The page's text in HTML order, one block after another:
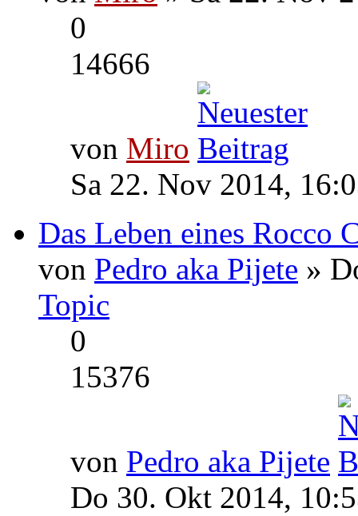
0
14666
von Miro
Sa 22. Nov 2014,
Das Leben eines Rocco
von Pedro aka Pijete »
Topic
0
15376
von Pedro aka Pijete
Do 30. Okt 2014,